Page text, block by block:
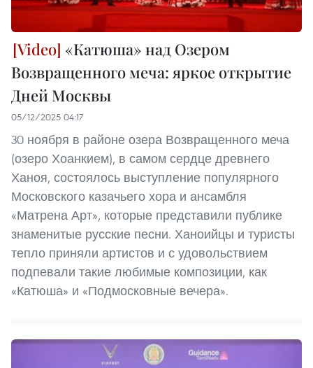
«Катюша» над Озером
Возвращенного меча: яркое открытие
Дней Москвы
05/12/2025 04:17
30 ноября в районе озера Возвращенного меча
(озеро Хоанкием), в самом сердце древнего
Ханоя, состоялось выступление популярного
Московского казачьего хора и ансамбля
«Матрена Арт», которые представили публике
знаменитые русские песни. Ханоийцы и туристы
тепло приняли артистов и с удовольствием
подпевали такие любимые композиции, как
«Катюша» и «Подмосковные вечера».